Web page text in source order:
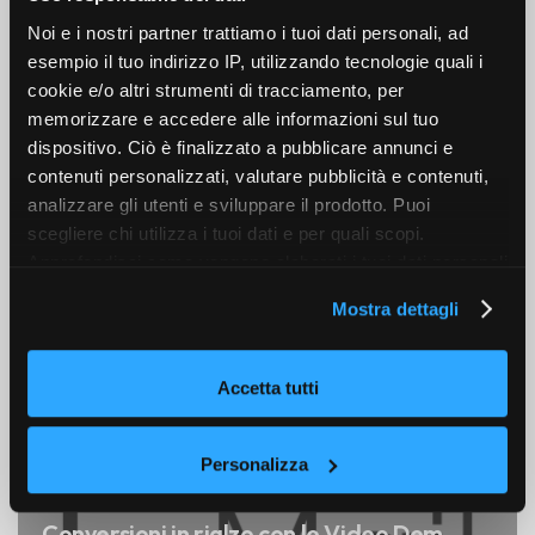
Noi e i nostri partner trattiamo i tuoi dati personali, ad
esempio il tuo indirizzo IP, utilizzando tecnologie quali i
cookie e/o altri strumenti di tracciamento, per
memorizzare e accedere alle informazioni sul tuo
dispositivo. Ciò è finalizzato a pubblicare annunci e
contenuti personalizzati, valutare pubblicità e contenuti,
analizzare gli utenti e sviluppare il prodotto. Puoi
scegliere chi utilizza i tuoi dati e per quali scopi.
modificare o revocare il tuo consenso in qualsiasi
momento dalla Dichiarazione sui cookie. Utilizziamo i
cookie tecnici e, previo consenso, anche cookie di
terze parti, per personalizzare contenuti ed annunci, per
fornire funzionalità dei social media e per analizzare il
nostro traffico, come meglio indicato nellaCookie Policy
. Chiudendo questo banner tramite l’apposito comando
Mostra dettagli
Accetta tutti
Personalizza
Altri articoli
ALL DIGITAL STRATEGY
EMAIL MARKETING
19 DICEMBRE 2014